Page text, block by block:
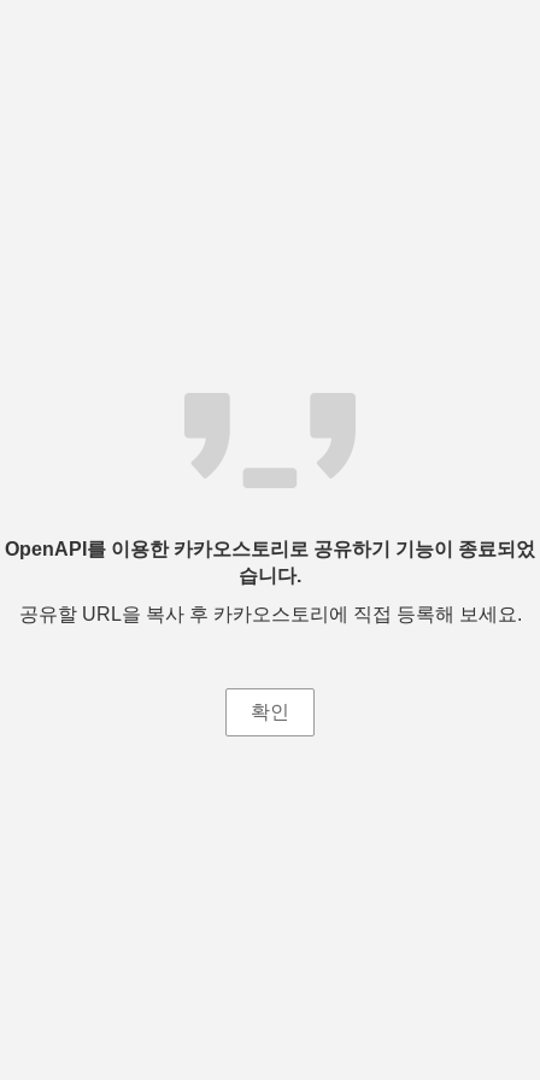
OpenAPI를 이용한 카카오스토리로 공유하기 기능이 종료되었
습니다.
공유할 URL을 복사 후 카카오스토리에 직접 등록해 보세요.
확인